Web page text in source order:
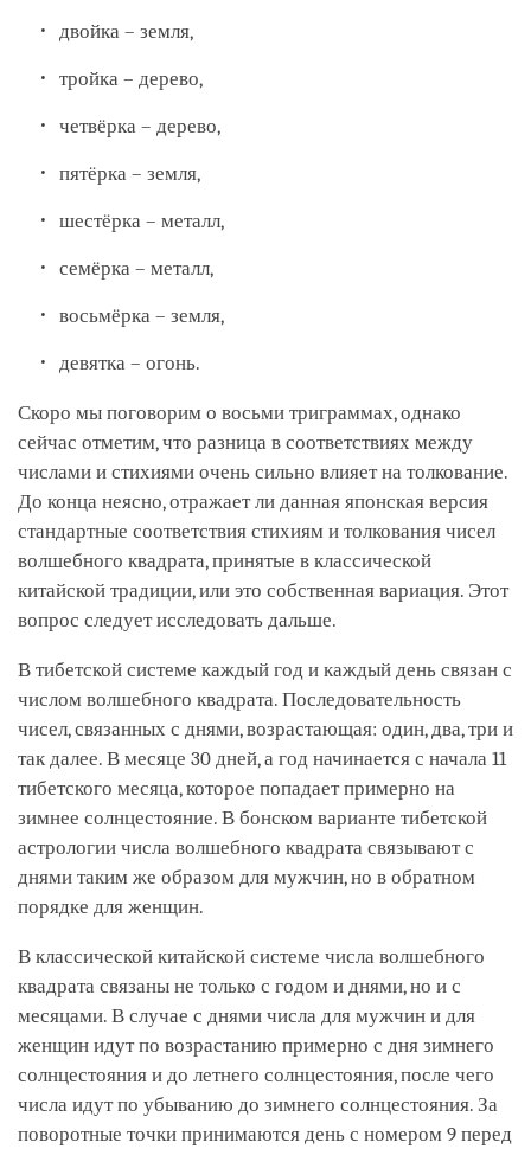
двойка – земля,
тройка – дерево,
четвёрка – дерево,
пятёрка – земля,
шестёрка – металл,
семёрка – металл,
восьмёрка – земля,
девятка – огонь.
Скоро мы поговорим о восьми триграммах, однако
сейчас отметим, что разница в соответствиях между
числами и стихиями очень сильно влияет на толкование.
До конца неясно, отражает ли данная японская версия
стандартные соответствия стихиям и толкования чисел
волшебного квадрата, принятые в классической
китайской традиции, или это собственная вариация. Этот
вопрос следует исследовать дальше.
В тибетской системе каждый год и каждый день связан с
числом волшебного квадрата. Последовательность
чисел, связанных с днями, возрастающая: один, два, три и
так далее. В месяце 30 дней, а год начинается с начала 11
тибетского месяца, которое попадает примерно на
зимнее солнцестояние. В бонском варианте тибетской
астрологии числа волшебного квадрата связывают с
днями таким же образом для мужчин, но в обратном
порядке для женщин.
В классической китайской системе числа волшебного
квадрата связаны не только с годом и днями, но и с
месяцами. В случае с днями числа для мужчин и для
женщин идут по возрастанию примерно с дня зимнего
солнцестояния и до летнего солнцестояния, после чего
числа идут по убыванию до зимнего солнцестояния. За
поворотные точки принимаются день с номером 9 перед